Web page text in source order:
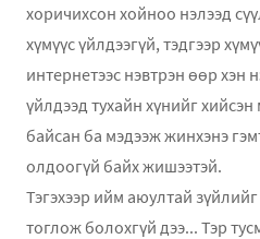
хоричихсон хойноо нэлээд
хүмүүс үйлдээгүй, тэдгээр
интернетээс нэвтрэн өөр хэн
үйлдээд тухайн хүнийг
байсан ба мэдээж жинхэнэ
олдоогүй байх жишээтэй.
Тэгэхээр ийм аюултай
тоглож болохгүй дээ... Тэр